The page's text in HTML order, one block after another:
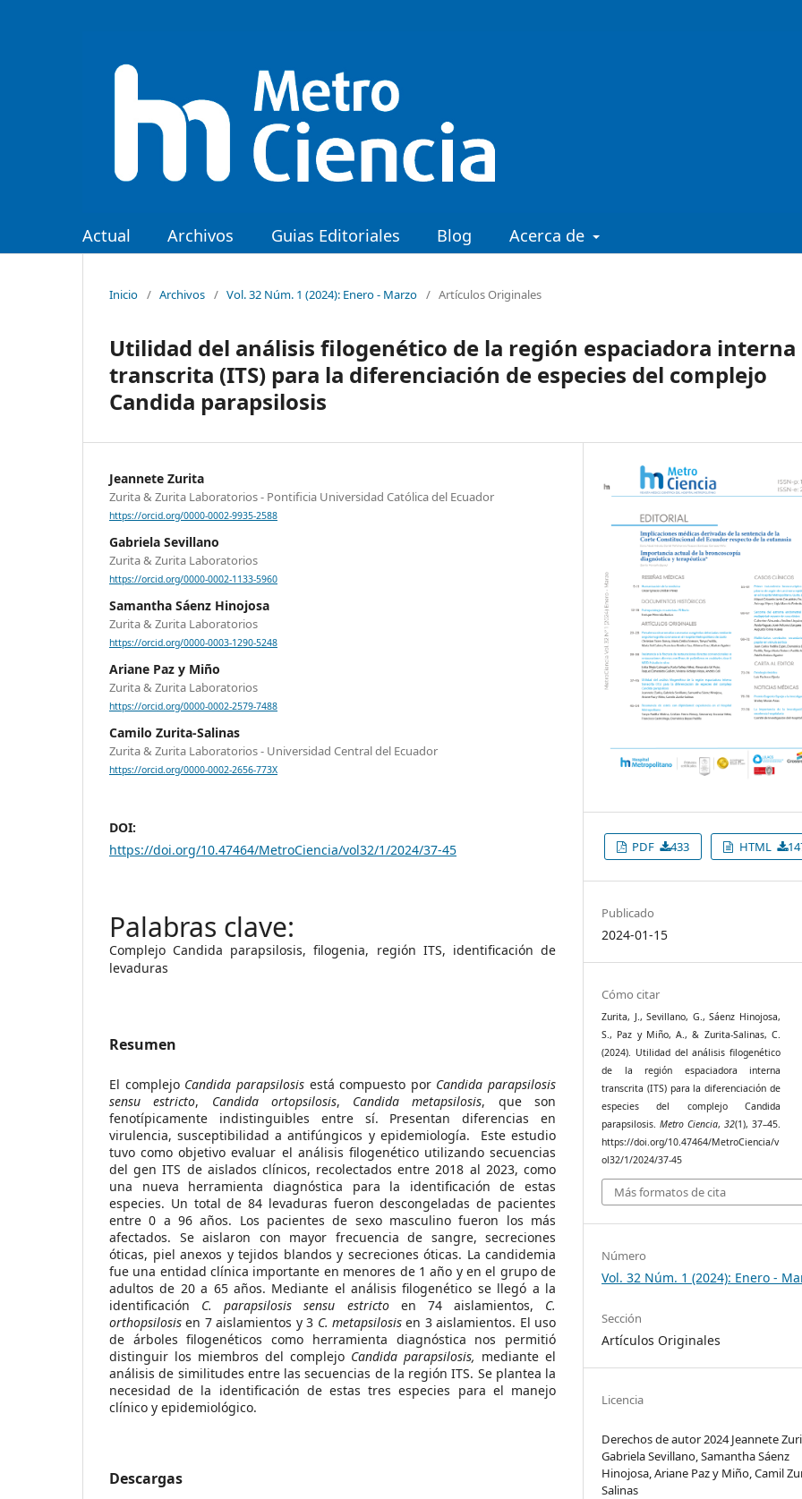
Actual Archivos Guias Editoriales Blog Acerca de
Inicio / Archivos / Vol. 32 Núm. 1 (2024): Enero - Marzo / Artículos Originales
Utilidad del análisis filogenético de la región espaciadora interna
transcrita (ITS) para la diferenciación de especies del complejo
Candida parapsilosis
Jeannete Zurita
Zurita & Zurita Laboratorios - Pontificia Universidad Católica del Ecuador
https://orcid.org/0000-0002-9935-2588
Gabriela Sevillano
Zurita & Zurita Laboratorios
https://orcid.org/0000-0002-1133-5960
Samantha Sáenz Hinojosa
Zurita & Zurita Laboratorios
https://orcid.org/0000-0003-1290-5248
Ariane Paz y Miño
Zurita & Zurita Laboratorios
https://orcid.org/0000-0002-2579-7488
Camilo Zurita-Salinas
Zurita & Zurita Laboratorios - Universidad Central del Ecuador
https://orcid.org/0000-0002-2656-773X
DOI:
https://doi.org/10.47464/MetroCiencia/vol32/1/2024/37-45
Complejo Candida parapsilosis, filogenia, región ITS, identificación de
levaduras
Resumen
El complejo Candida parapsilosis está compuesto porCandida parapsilosis
sensu estricto, Candida ortopsilosis, Candida metapsilosis, que son
fenotípicamente indistinguibles entre sí. Presentan diferencias en
virulencia, susceptibilidad a antifúngicos y epidemiología. Este estudio
tuvo como objetivo evaluar el análisis filogenético utilizando secuencias
del gen ITS de aislados clínicos, recolectados entre 2018 al 2023, como
una nueva herramienta diagnóstica para la identificación de estas
especies. Un total de 84 levaduras fueron descongeladas de pacientes
entre 0 a 96 años. Los pacientes de sexo masculino fueron los más
afectados. Se aislaron con mayor frecuencia de sangre, secreciones
óticas, piel anexos y tejidos blandos y secreciones óticas. La candidemia
fue una entidad clínica importante en menores de 1 año y en el grupo de
adultos de 20 a 65 años. Mediante el análisis filogenético se llegó a la
identificación C. parapsilosis sensu estrictoen 74 aislamientos, C.
orthopsilosis en 7 aislamientos y 3 C. metapsilosisen 3 aislamientos. El uso
de árboles filogenéticos como herramienta diagnóstica nos permitió
distinguir los miembros del complejo Candida parapsilosis, mediante el
análisis de similitudes entre las secuencias de la región ITS. Se plantea la
necesidad de la identificación de estas tres especies para el manejo
clínico y epidemiológico.
Descargas
PDF 433 HTML
Publicado
2024-01-15
Cómo citar
Zurita, J., Sevillano, G., Sáenz Hinojosa,
S., Paz y Miño, A., & Zurita-Salinas, C.
(2024). Utilidad del análisis filogenético
de la región espaciadora interna
transcrita (ITS) para la diferenciación de
especies del complejo Candida
parapsilosis.Metro Ciencia,32(1), 37–45.
https://doi.org/10.47464/MetroCiencia/v
ol32/1/2024/37-45
Más formatos de cita
Número
Vol. 32 Núm. 1 (2024): Enero -
Sección
Artículos Originales
Licencia
Derechos de autor 2024 Jeannete
Gabriela Sevillano, Samantha Sáenz
Hinojosa, Ariane Paz y Miño, Camil
Salinas